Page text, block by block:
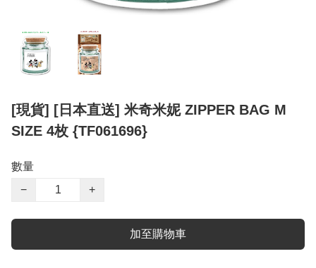
[現貨] [日本直送] 米奇米妮 ZIPPER BAG M
SIZE 4枚 {TF061696}
數量
−
+
加至購物車